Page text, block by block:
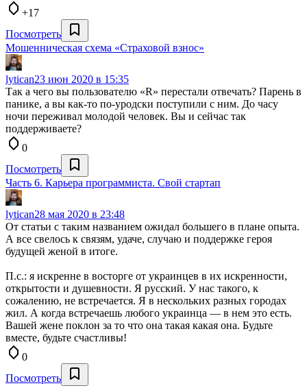
+17
Посмотреть
Мошенническая схема «Страховой взнос»
lytican23 июн 2020 в 15:35
Так а чего вы пользователю «R» перестали отвечать? Парень в
панике, а вы как-то по-уродски поступили с ним. До часу
ночи переживал молодой человек. Вы и сейчас так
поддерживаете?
0
Посмотреть
Часть 6. Карьера программиста. Свой стартап
lytican28 мая 2020 в 23:48
От статьи с таким названием ожидал большего в плане опыта.
А все свелось к связям, удаче, случаю и поддержке героя
будущей женой в итоге.
П.с.: я искренне в восторге от украинцев в их искренности,
открытости и душевности. Я русский. У нас такого, к
сожалению, не встречается. Я в нескольких разных городах
жил. А когда встречаешь любого украинца — в нем это есть.
Вашей жене поклон за то что она такая какая она. Будьте
вместе, будьте счастливы!
0
Посмотреть